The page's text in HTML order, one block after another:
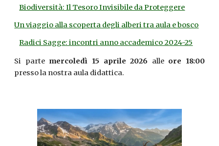
Biodiversità: Il Tesoro Invisibile da Proteggere
Un viaggio alla scoperta degli alberi tra aula e bosco
Radici Sagge: incontri anno accademico 2024-25
Si parte mercoledì 15 aprile 2026 alle ore 18:00
presso la nostra aula didattica.